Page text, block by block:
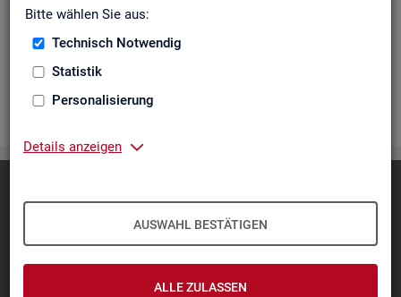
Bitte wählen Sie aus:
Technisch Notwendig
Statistik
Personalisierung
Details anzeigen
AUSWAHL BESTÄTIGEN
ALLE ZULASSEN
Die Ta­bel­len er­schei­nen jähr­lich und ent­hal­ten In­for­ma­tio­nen
über Be­stand, Ar­beits­ort, Wohn­ort, Ge­schlecht, Äl­te­re, Aus­
Be­trie­be / Be­triebs­grö­ße, Pend­ler und wei­te­re Merk­ma­le.